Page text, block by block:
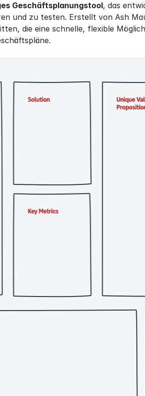
Geschäftsplanungstool, das
und zu testen. Erstellt von Ash
die eine schnelle, flexible